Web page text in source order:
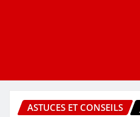
ASTUCES ET CONSEILS